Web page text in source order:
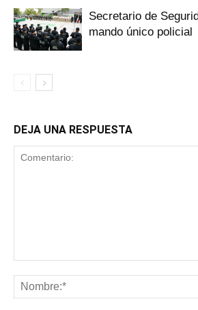
Secretario de
mando único policial
DEJA UNA RESPUESTA